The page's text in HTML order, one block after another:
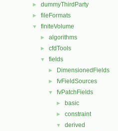
► dummyThirdParty
► fileFormats
▼ finiteVolume
► algorithms
► cfdTools
▼ fields
► DimensionedFields
► fvFieldSources
▼ fvPatchFields
► basic
► constraint
▼ derived